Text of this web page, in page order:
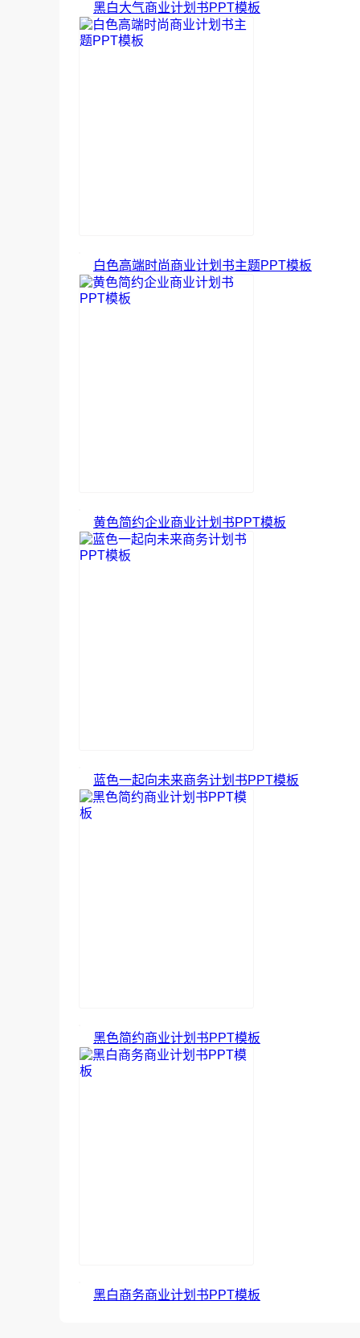
黑白大气商业计划书PPT模板
白色高端时尚商业计划书主题PPT模板
黄色简约企业商业计划书PPT模板
蓝色一起向未来商务计划书PPT模板
黑色简约商业计划书PPT模板
黑白商务商业计划书PPT模板